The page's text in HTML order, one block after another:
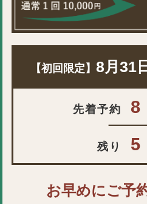
【初回限定】 8月31
先着予約 8
残り 5
お早めにご予